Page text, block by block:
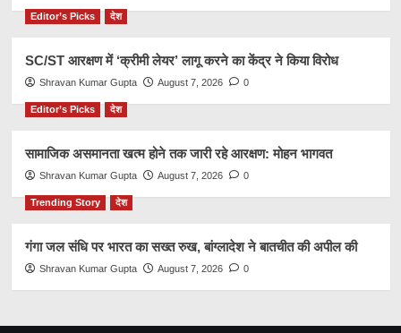
Editor’s Picks देश
SC/ST आरक्षण में ‘क्रीमी लेयर’ लागू करने का केंद्र ने किया विरोध
Shravan Kumar Gupta August 7, 2026 0
Editor’s Picks देश
सामाजिक असमानता खत्म होने तक जारी रहे आरक्षण: मोहन भागवत
Shravan Kumar Gupta August 7, 2026 0
Trending Story देश
गंगा जल संधि पर भारत का सख्त रुख, बांग्लादेश ने बातचीत की अपील की
Shravan Kumar Gupta August 7, 2026 0